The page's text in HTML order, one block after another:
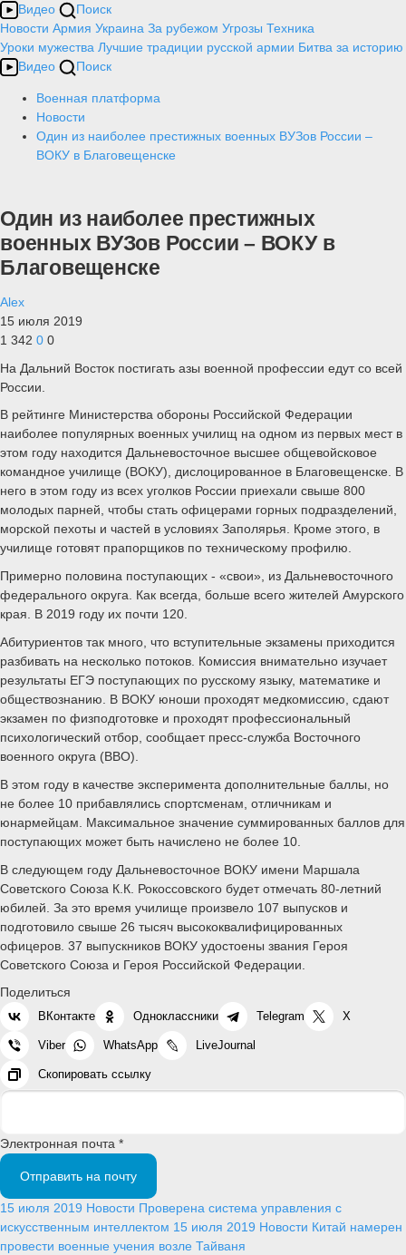
Видео
Поиск
Новости Армия Украина За рубежом Угрозы Техника
Уроки мужества Лучшие традиции русской армии Битва за историю
Видео
Поиск
Военная платформа
Новости
Один из наиболее престижных военных ВУЗов России –
ВОКУ в Благовещенске
Один из наиболее престижных
военных ВУЗов России – ВОКУ в
Благовещенске
Alex
15 июля 2019
1 342 0 0
На Дальний Восток постигать азы военной профессии едут со всей
России.
В рейтинге Министерства обороны Российской Федерации
наиболее популярных военных училищ на одном из первых мест в
этом году находится Дальневосточное высшее общевойсковое
командное училище (ВОКУ), дислоцированное в Благовещенске. В
него в этом году из всех уголков России приехали свыше 800
молодых парней, чтобы стать офицерами горных подразделений,
морской пехоты и частей в условиях Заполярья. Кроме этого, в
училище готовят прапорщиков по техническому профилю.
Примерно половина поступающих - «свои», из Дальневосточного
федерального округа. Как всегда, больше всего жителей Амурского
края. В 2019 году их почти 120.
Абитуриентов так много, что вступительные экзамены приходится
разбивать на несколько потоков. Комиссия внимательно изучает
результаты ЕГЭ поступающих по русскому языку, математике и
обществознанию. В ВОКУ юноши проходят медкомиссию, сдают
экзамен по физподготовке и проходят профессиональный
психологический отбор, сообщает пресс-служба Восточного
военного округа (ВВО).
В этом году в качестве эксперимента дополнительные баллы, но
не более 10 прибавлялись спортсменам, отличникам и
юнармейцам. Максимальное значение суммированных баллов для
поступающих может быть начислено не более 10.
В следующем году Дальневосточное ВОКУ имени Маршала
Советского Союза К.К. Рокоссовского будет отмечать 80-летний
юбилей. За это время училище произвело 107 выпусков и
подготовило свыше 26 тысяч высококвалифицированных
офицеров. 37 выпускников ВОКУ удостоены звания Героя
Советского Союза и Героя Российской Федерации.
Поделиться
ВКонтакте Одноклассники Telegram X
Viber WhatsApp LiveJournal
Скопировать ссылку
Электронная почта *
Отправить на почту
15 июля 2019 Новости Проверена система управления с
искусственным интеллектом 15 июля 2019 Новости Китай намерен
провести военные учения возле Тайваня